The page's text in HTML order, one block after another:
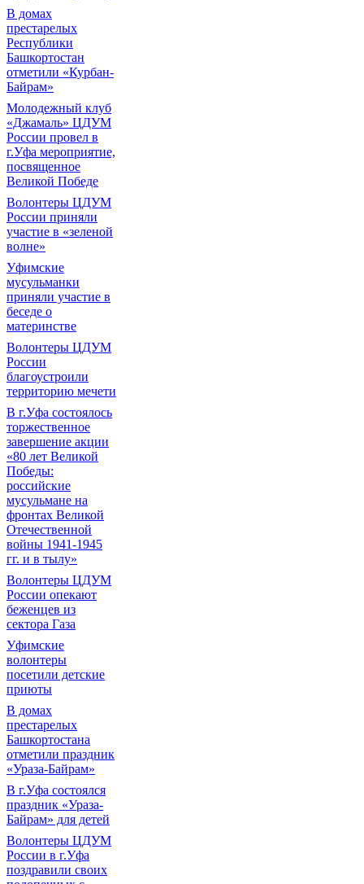
В домах
престарелых
Республики
Башкортостан
отметили «Курбан-
Байрам»
Молодежный клуб
«Джамаль» ЦДУМ
России провел в
г.Уфа мероприятие,
посвященное
Великой Победе
Волонтеры ЦДУМ
России приняли
участие в «зеленой
волне»
Уфимские
мусульманки
приняли участие в
беседе о
материнстве
Волонтеры ЦДУМ
России
благоустроили
территорию мечети
В г.Уфа состоялось
торжественное
завершение акции
«80 лет Великой
Победы:
российские
мусульмане на
фронтах Великой
Отечественной
войны 1941-1945
гг. и в тылу»
Волонтеры ЦДУМ
России опекают
беженцев из
сектора Газа
Уфимские
волонтеры
посетили детские
приюты
В домах
престарелых
Башкортостана
отметили праздник
«Ураза-Байрам»
В г.Уфа состоялся
праздник «Ураза-
Байрам» для детей
Волонтеры ЦДУМ
России в г.Уфа
поздравили своих